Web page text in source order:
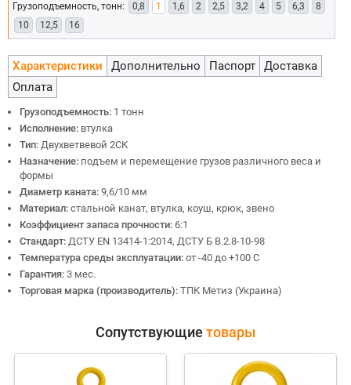
Грузоподъемность, тонн: 0,8 1 1,6 2 2,5 3,2 4 5 6,3
8
10
12,5 16
Характеристики Дополнительно Паспорт
Доставка
Оплата
Грузоподъемность: 1 тонн
Исполнение: втулка
Тип: Двухветвевой 2СК
Назначение: подъем и перемещение грузов различного веса и
формы
Диаметр каната: 9,6/10 мм
Материал: стальной канат, втулка, коуш, крюк, звено
Коэффициент запаса прочности: 6:1
Стандарт: ДСТУ EN 13414-1:2014, ДСТУ Б В.2.8-10-98
Температура среды эксплуатации: от -40 до +100 С
Гарантия: 3 мес.
Торговая марка (производитель): ТПК Метиз (Украина)
Сопутствующие товары